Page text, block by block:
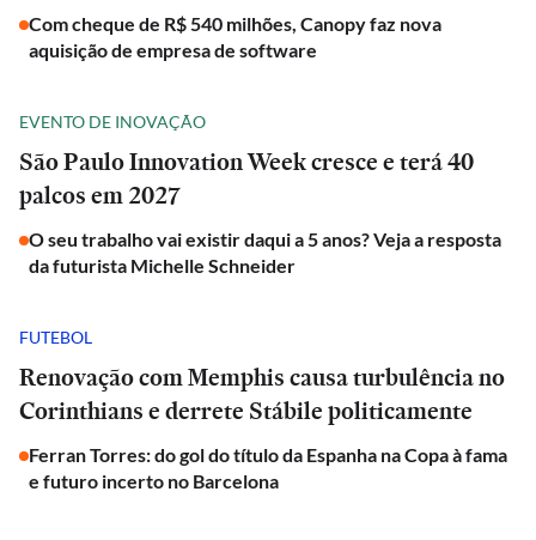
Com cheque de R$ 540 milhões, Canopy faz nova
aquisição de empresa de software
EVENTO DE INOVAÇÃO
São Paulo Innovation Week cresce e terá 40
palcos em 2027
O seu trabalho vai existir daqui a 5 anos? Veja a resposta
da futurista Michelle Schneider
FUTEBOL
Renovação com Memphis causa turbulência no
Corinthians e derrete Stábile politicamente
Ferran Torres: do gol do título da Espanha na Copa à fama
e futuro incerto no Barcelona